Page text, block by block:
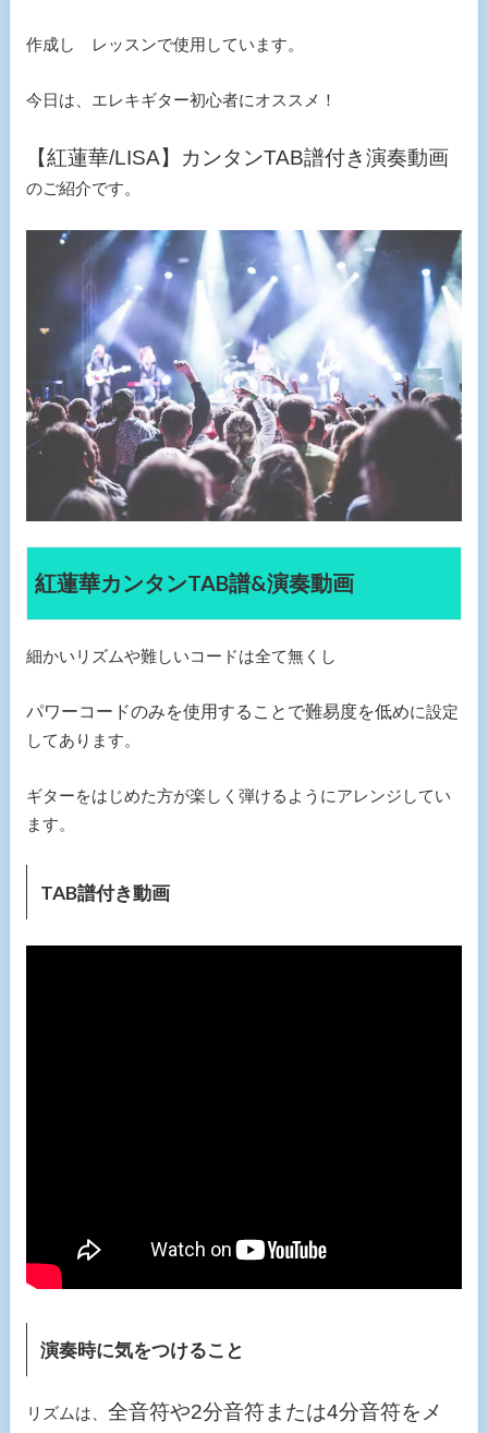
作成し レッスンで使用しています。
今日は、エレキギター初心者にオススメ！
【紅蓮華/LISA】カンタンTAB譜付き演奏動画
のご紹介です。
紅蓮華カンタンTAB譜&演奏動画
細かいリズムや難しいコードは全て無くし
パワーコードのみを使用することで難易度を低めに設定
してあります。
ギターをはじめた方が楽しく弾けるようにアレンジしてい
ます。
TAB譜付き動画
演奏時に気をつけること
リズムは、 全音符や2分音符または4分音符をメ